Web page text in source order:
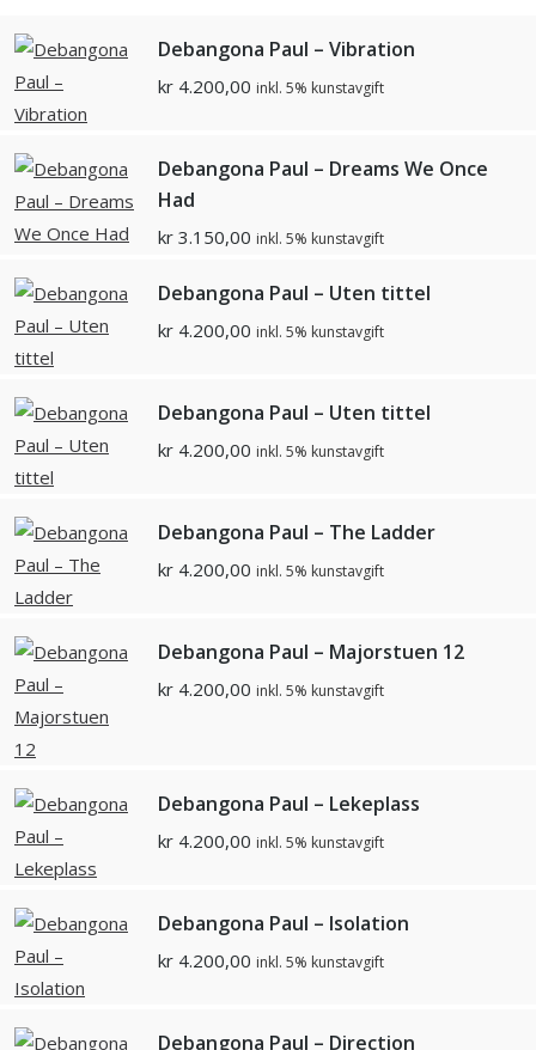
Debangona Paul – Vibration
kr 4.200,00 inkl. 5% kunstavgift
Debangona Paul – Dreams We Once
Had
kr 3.150,00 inkl. 5% kunstavgift
Debangona Paul – Uten tittel
kr 4.200,00 inkl. 5% kunstavgift
Debangona Paul – Uten tittel
kr 4.200,00 inkl. 5% kunstavgift
Debangona Paul – The Ladder
kr 4.200,00 inkl. 5% kunstavgift
Debangona Paul – Majorstuen 12
kr 4.200,00 inkl. 5% kunstavgift
Debangona Paul – Lekeplass
kr 4.200,00 inkl. 5% kunstavgift
Debangona Paul – Isolation
kr 4.200,00 inkl. 5% kunstavgift
Debangona Paul – Direction